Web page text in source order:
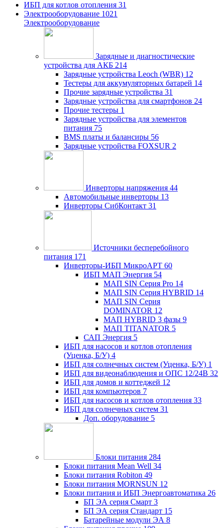
ИБП для котлов отопления 31
Электрооборудование 1021
Электрооборудование
Зарядные и диагностические
устройства для АКБ 214
Зарядные устройства Leoch (WBR) 12
Тестеры для аккумуляторных батарей 14
Прочие зарядные устройства 31
Зарядные устройства для смартфонов 24
Прочие тестеры 1
Зарядные устройства для элементов
питания 75
BMS платы и балансиры 56
Зарядные устройства FOXSUR 2
Инверторы напряжения 44
Автомобильные инверторы 13
Инверторы СибКонтакт 31
Источники бесперебойного
питания 171
Инверторы-ИБП МикроАРТ 60
ИБП МАП Энергия 54
МАП SIN Серия Pro 14
МАП SIN Серия HYBRID 14
МАП SIN Серия
DOMINATOR 12
МАП HYBRID 3 фазы 9
МАП TITANATOR 5
САП Энергия 5
ИБП для насосов и котлов отопления
(Уценка, Б/У) 4
ИБП для солнечных систем (Уценка, Б/У) 1
ИБП для видеонаблюдения и ОПС 12/24В 32
ИБП для домов и коттеджей 12
ИБП для компьютеров 7
ИБП для насосов и котлов отопления 33
ИБП для солнечных систем 31
Доп. оборудование 5
Блоки питания 284
Блоки питания Mean Well 34
Блоки питания Robiton 49
Блоки питания MORNSUN 12
Блоки питания и ИБП Энергоавтоматика 26
БП ЭА серия Смарт 3
БП ЭА серия Стандарт 15
Батарейные модули ЭА 8